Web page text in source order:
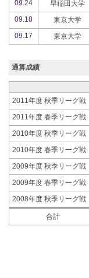
09.24
早稲田大学
09.18
東京大学
09.17
東京大学
通算成績
2011年度 秋季リーグ戦
2011年度 春季リーグ戦
2010年度 秋季リーグ戦
2010年度 春季リーグ戦
2009年度 秋季リーグ戦
2009年度 春季リーグ戦
2008年度 秋季リーグ戦
合計